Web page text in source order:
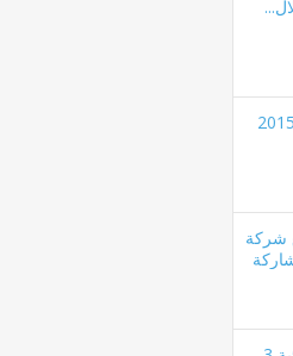
شركة